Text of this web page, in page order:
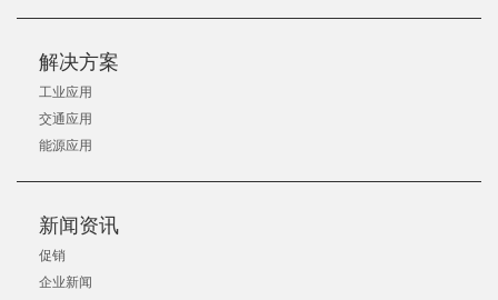
解决方案
工业应用
交通应用
能源应用
新闻资讯
促销
企业新闻